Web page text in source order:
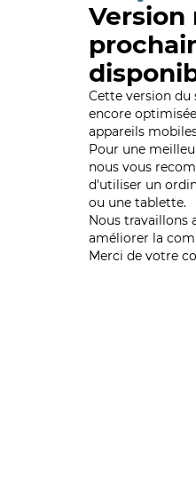
Version
Cette version du
encore
appareils
Pour une
nous vous
d'utiliser un
ou une tablette.
Nous travaillons
améliorer la
Merci de votre